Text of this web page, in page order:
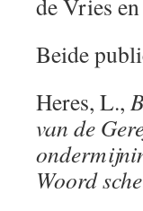
de Vries
Beide
Heres, L.,
van de
Woord